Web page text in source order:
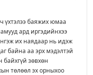
үхтэлээ баяжих юмаа
ард иргэдийнхээ
их наядаар нь идэж
байна аа эрх мэдэлтэй
байхгүй зөвхөн
төлөөл эх орныхоо